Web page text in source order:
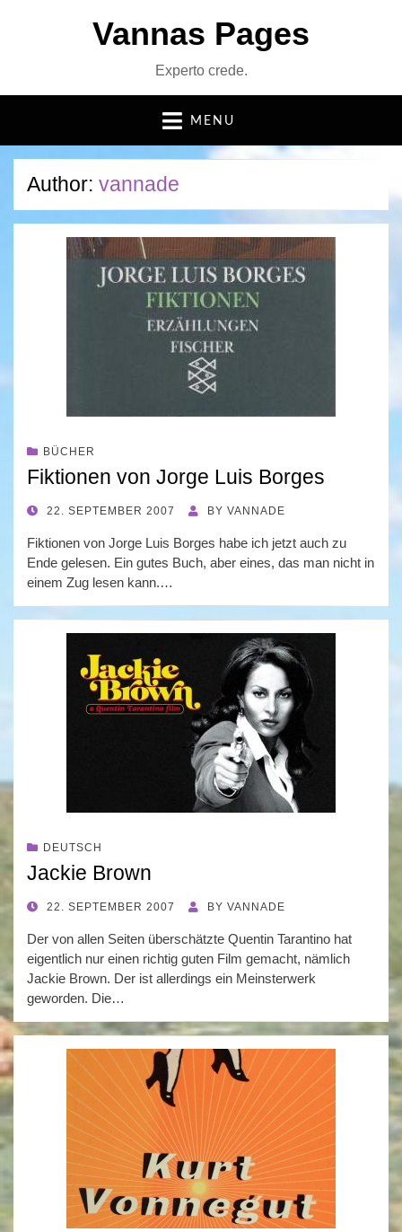
Vannas Pages
Experto crede.
MENU
Author: vannade
BÜCHER
Fiktionen von Jorge Luis Borges
POSTED
22. SEPTEMBER 2007 BY VANNADE
Fiktionen von Jorge Luis Borges habe ich jetzt auch zu
Ende gelesen. Ein gutes Buch, aber eines, das man nicht in
einem Zug lesen kann.…
DEUTSCH
Jackie Brown
POSTED
22. SEPTEMBER 2007 BY VANNADE
Der von allen Seiten überschätzte Quentin Tarantino hat
eigentlich nur einen richtig guten Film gemacht, nämlich
Jackie Brown. Der ist allerdings ein Meinsterwerk
geworden. Die…